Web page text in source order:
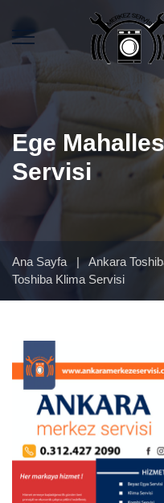
Ege
Servisi
Ana Sayfa | Ankara
Toshiba Klima Servisi